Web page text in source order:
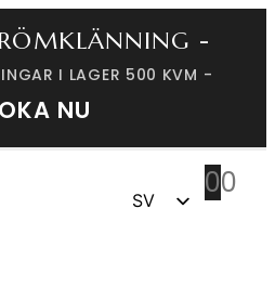
-
I LAGER 500 KVM -
NU
SV
00